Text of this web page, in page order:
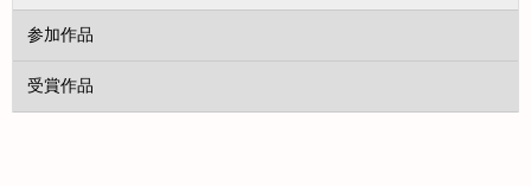
参加作品
受賞作品